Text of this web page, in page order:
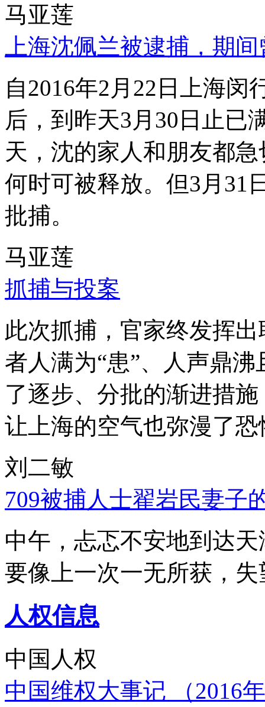
马亚莲
上海沈佩兰被逮捕，期
自2016年2月22日上海
后，到昨天3月30日止已
天，沈的家人和朋友都
何时可被释放。但3月31
批捕。
马亚莲
抓捕与投案
此次抓捕，官家终发挥
者人满为“患”、人声鼎
了逐步、分批的渐进措
让上海的空气也弥漫了
刘二敏
709被捕人士翟岩民妻子
中午，忐忑不安地到达
要像上一次一无所获，
人权信息
中国人权
中国维权大事记 （2016